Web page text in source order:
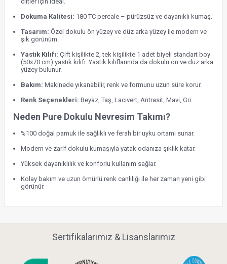
Dokuma Kalitesi: 180 TC percale – pürüzsüz ve dayanıklı kumaş.
Tasarım: Özel dokulu ön yüzey ve düz arka yüzey ile modern ve
şık görünüm.
Yastık Kılıfı: Çift kişilikte 2, tek kişilikte 1 adet biyeli standart boy
(50x70 cm) yastık kılıfı. Yastık kılıflarında da dokulu ön ve düz arka
yüzey bulunur.
Bakım: Makinede yıkanabilir, renk ve formunu uzun süre korur.
Renk Seçenekleri: Beyaz, Taş, Lacivert, Antrasit, Mavi, Gri.
Neden Pure Dokulu Nevresim Takımı?
%100 doğal pamuk ile sağlıklı ve ferah bir uyku ortamı sunar.
Modern ve zarif dokulu kumaşıyla yatak odanıza şıklık katar.
Yüksek dayanıklılık ve konforlu kullanım sağlar.
Kolay bakım ve uzun ömürlü renk canlılığı ile her zaman yeni gibi
görünür.
Sertifikalarımız & Lisanslarımız